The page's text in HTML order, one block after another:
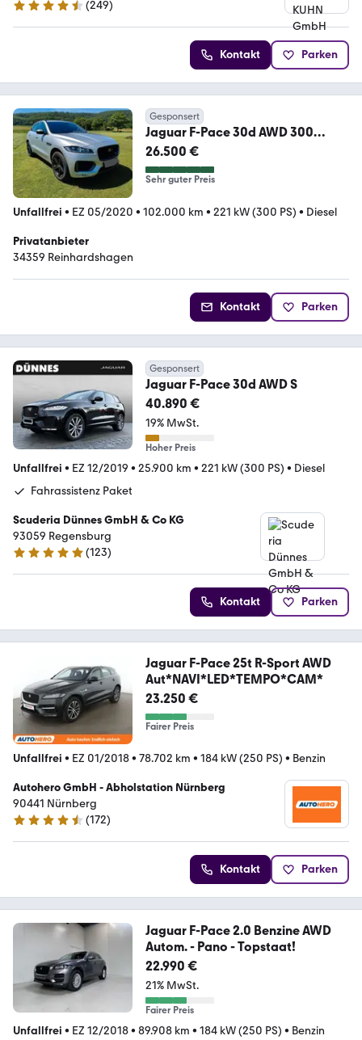
4.7 Sterne (249)
Kontakt Parken
Gesponsert
Jaguar F-Pace 30d AWD 300
SPORT Automatik 300 SPORT
26.500 €
Sehr guter Preis
Unfallfrei • EZ 05/2020 • 102.000 km • 221 kW (300 PS) • Diesel
Privatanbieter
34359 Reinhardshagen
Kontakt Parken
Gesponsert
Jaguar F-Pace 30d AWD S
40.890 €
19% MwSt.
Hoher Preis
Unfallfrei • EZ 12/2019 • 25.900 km • 221 kW (300 PS) • Diesel
Fahrassistenz Paket
Scuderia Dünnes GmbH & Co KG
93059 Regensburg
4.8 Sterne
(123)
Kontakt Parken
Jaguar F-Pace 25t R-Sport AWD
Aut*NAVI*LED*TEMPO*CAM*
23.250 €
Fairer Preis
Unfallfrei • EZ 01/2018• 78.702 km • 184 kW (250 PS) • Benzin
Autohero GmbH - Abholstation Nürnberg
90441 Nürnberg
4.5 Sterne
(172)
Kontakt Parken
Jaguar F-Pace 2.0 Benzine AWD
Autom. - Pano - Topstaat!
22.990 €
21% MwSt.
Fairer Preis
Unfallfrei • EZ 12/2018• 89.908 km • 184 kW (250 PS) • Benzin